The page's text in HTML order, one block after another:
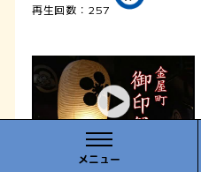
メニュー
再生回数：257
[460] 070619 金屋町